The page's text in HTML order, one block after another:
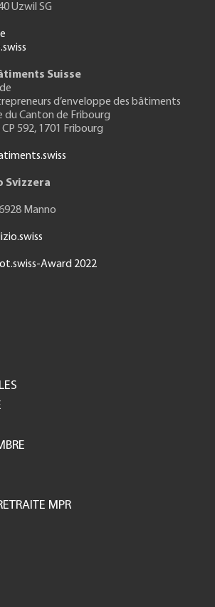
Uzwil SG
Suisse
d’enveloppe des bâtiments
du Canton de Fribourg
CP 592, 1701 Fribourg
Svizzera
Manno
Award 2022
MPR